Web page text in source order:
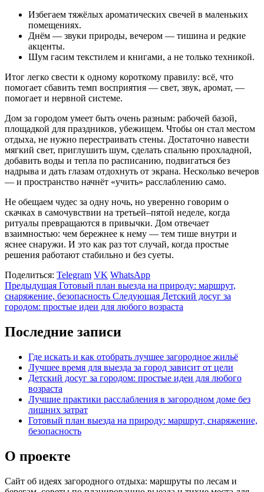
Избегаем тяжёлых ароматических свечей в маленьких
помещениях.
Днём — звуки природы, вечером — тишина и редкие
акценты.
Шум гасим текстилем и книгами, а не только техникой.
Итог легко свести к одному короткому правилу: всё, что
помогает сбавить темп восприятия — свет, звук, аромат, —
помогает и нервной системе.
Дом за городом умеет быть очень разным: рабочей базой,
площадкой для праздников, убежищем. Чтобы он стал местом
отдыха, не нужно перестраивать стены. Достаточно навести
мягкий свет, приглушить шум, сделать спальню прохладной,
добавить воды и тепла по расписанию, подвигаться без
надрыва и дать глазам отдохнуть от экрана. Несколько вечеров
— и пространство начнёт «учить» расслаблению само.
Не обещаем чудес за одну ночь, но уверенно говорим о
скачках в самочувствии на третьей–пятой неделе, когда
ритуалы превращаются в привычки. Дом отвечает
взаимностью: чем бережнее к нему — тем тише внутри и
яснее снаружи. И это как раз тот случай, когда простые
решения работают стабильно и без суеты.
Поделиться: Telegram VK WhatsApp
Предыдущая Готовый план выезда на природу: маршрут,
снаряжение, безопасность Следующая Детский досуг за
городом: простые идеи для любого возраста
Последние записи
Где искать и как отобрать лучшее загородное жильё
Лучшее время для выезда за город зависит от цели
Детский досуг за городом: простые идеи для любого
возраста
Лучшие практики расслабления в загородном доме без
лишних затрат
Готовый план выезда на природу: маршрут, снаряжение,
безопасность
О проекте
Сайт об идеях загородного отдыха: маршруты по лесам и